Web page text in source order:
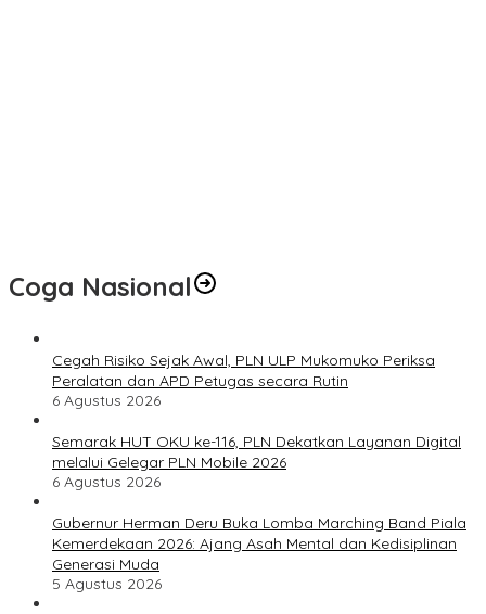
Coga Nasional
Cegah Risiko Sejak Awal, PLN ULP Mukomuko Periksa
Peralatan dan APD Petugas secara Rutin
6 Agustus 2026
Semarak HUT OKU ke-116, PLN Dekatkan Layanan Digital
melalui Gelegar PLN Mobile 2026
6 Agustus 2026
Gubernur Herman Deru Buka Lomba Marching Band Piala
Kemerdekaan 2026: Ajang Asah Mental dan Kedisiplinan
Generasi Muda
5 Agustus 2026